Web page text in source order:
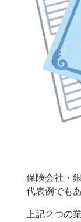
保険会社・
代表例でも
上記２つの